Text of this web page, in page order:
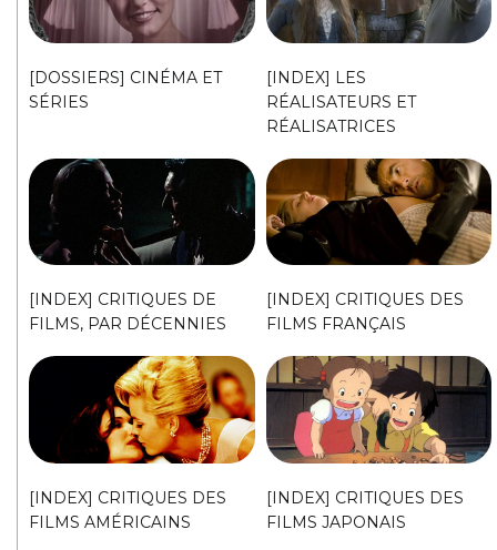
[DOSSIERS] CINÉMA ET
SÉRIES
[INDEX] LES
RÉALISATEURS ET
RÉALISATRICES
[INDEX] CRITIQUES DE
FILMS, PAR DÉCENNIES
[INDEX] CRITIQUES DES
FILMS FRANÇAIS
[INDEX] CRITIQUES DES
FILMS AMÉRICAINS
[INDEX] CRITIQUES DES
FILMS JAPONAIS